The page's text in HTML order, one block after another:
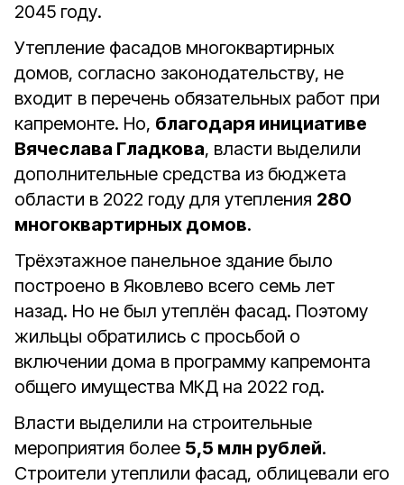
2045 году.
Утепление фасадов многоквартирных
домов, согласно законодательству, не
входит в перечень обязательных работ при
капремонте. Но, благодаря инициативе
Вячеслава Гладкова, власти выделили
дополнительные средства из бюджета
области в 2022 году для утепления 280
многоквартирных домов.
Трёхэтажное панельное здание было
построено в Яковлево всего семь лет
назад. Но не был утеплён фасад. Поэтому
жильцы обратились с просьбой о
включении дома в программу капремонта
общего имущества МКД на 2022 год.
Власти выделили на строительные
мероприятия более 5,5 млн рублей.
Строители утеплили фасад, облицевали его